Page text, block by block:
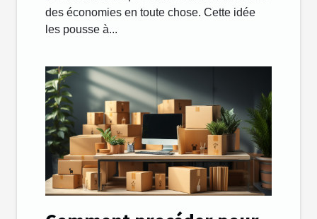
des économies en toute chose. Cette idée
les pousse à...